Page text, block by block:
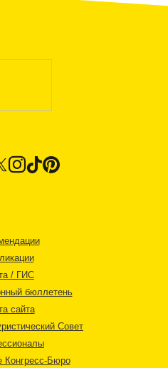
/ ГИС
бюллетень
сайта
Совет
Конгресс-Бюро